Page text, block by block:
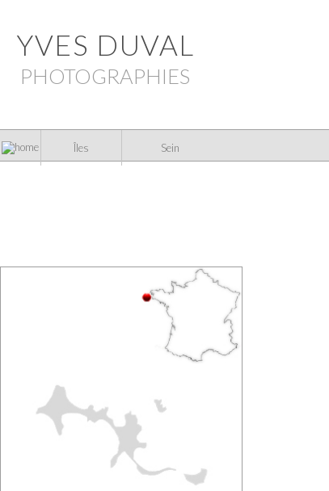
YVES DUVAL
PHOTOGRAPHIES
Îles Sein